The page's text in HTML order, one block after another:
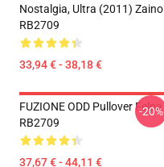
Nostalgia, Ultra (2011) Zaino
RB2709
33,94 € - 38,18 €
FUZIONE ODD Pullover Felpa
RB2709
37,67 € - 44,11 €
-20%